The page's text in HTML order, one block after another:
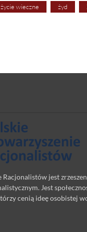
życie wieczne żyd
Racjonalistów jest
Jest
cenią ideę osobistej